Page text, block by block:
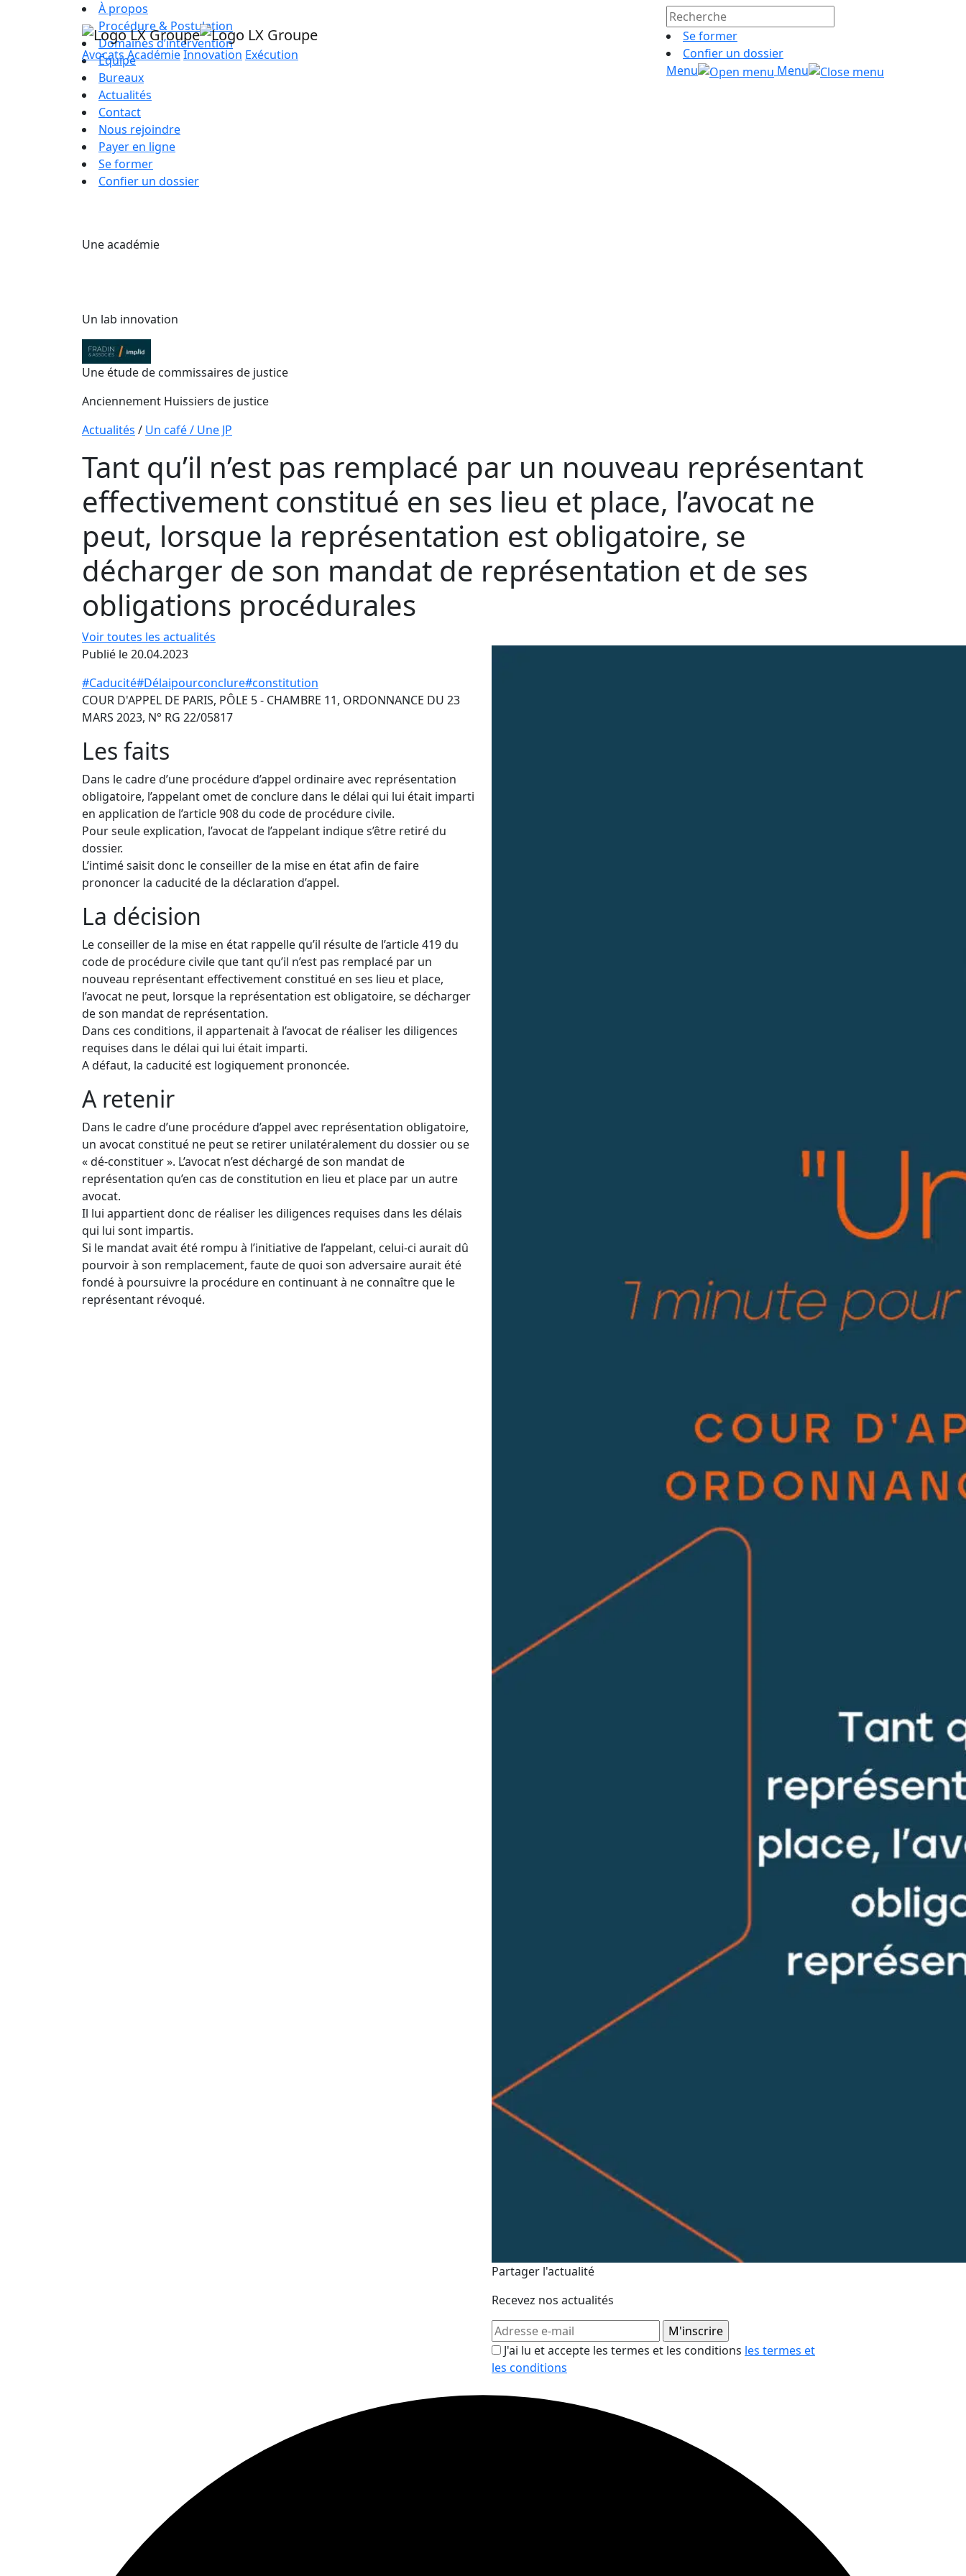
AvocatsAcadémieInnovation Exécution
Se former
Confier un dossier
Menu
Menu
À propos
Procédure & Postulation
Domaines d’intervention
Équipe
Bureaux
Actualités
Contact
Nous rejoindre
Payer en ligne
Se former
Confier un dossier
Une académie
Un lab innovation
Une étude de commissaires de justice
Anciennement Huissiers de justice
Actualités / Un café / Une JP
Tant qu’il n’est pas remplacé par un nouveau représentant
effectivement constitué en ses lieu et place, l’avocat ne
peut, lorsque la représentation est obligatoire, se
décharger de son mandat de représentation et de ses
obligations procédurales
Voir toutes les actualités
Publié le 20.04.2023
#Caducité#Délaipourconclure#constitution
COUR D'APPEL DE PARIS, PÔLE 5 - CHAMBRE 11, ORDONNANCE DU 23
MARS 2023, N° RG 22/05817
Les faits
Dans le cadre d’une procédure d’appel ordinaire avec représentation
obligatoire, l’appelant omet de conclure dans le délai qui lui était imparti
en application de l’article 908 du code de procédure civile.
Pour seule explication, l’avocat de l’appelant indique s’être retiré du
dossier.
L’intimé saisit donc le conseiller de la mise en état afin de faire
prononcer la caducité de la déclaration d’appel.
La décision
Le conseiller de la mise en état rappelle qu’il résulte de l’article 419 du
code de procédure civile que tant qu’il n’est pas remplacé par un
nouveau représentant effectivement constitué en ses lieu et place,
l’avocat ne peut, lorsque la représentation est obligatoire, se décharger
de son mandat de représentation.
Dans ces conditions, il appartenait à l’avocat de réaliser les diligences
requises dans le délai qui lui était imparti.
A défaut, la caducité est logiquement prononcée.
A retenir
Dans le cadre d’une procédure d’appel avec représentation obligatoire,
un avocat constitué ne peut se retirer unilatéralement du dossier ou se
« dé-constituer ». L’avocat n’est déchargé de son mandat de
représentation qu’en cas de constitution en lieu et place par un autre
avocat.
Il lui appartient donc de réaliser les diligences requises dans les délais
qui lui sont impartis.
Si le mandat avait été rompu à l’initiative de l’appelant, celui-ci aurait dû
pourvoir à son remplacement, faute de quoi son adversaire aurait été
fondé à poursuivre la procédure en continuant à ne connaître que le
représentant révoqué.
Partager l'actualité
Recevez nos actualités
J'ai lu et accepte les termes et les conditions les termes et
les conditions